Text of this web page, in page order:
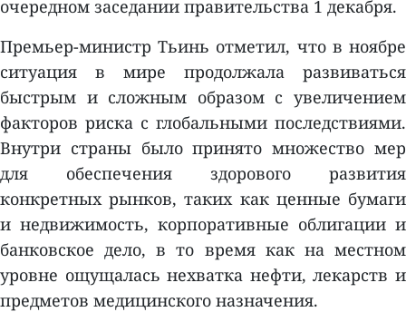
очередном заседании правительства 1 декабря.
Премьер-министр Тьинь отметил, что в ноябре
ситуация в мире продолжала развиваться
быстрым и сложным образом с увеличением
факторов риска с глобальными последствиями.
Внутри страны было принято множество мер
для обеспечения здорового развития
конкретных рынков, таких как ценные бумаги
и недвижимость, корпоративные облигации и
банковское дело, в то время как на местном
уровне ощущалась нехватка нефти, лекарств и
предметов медицинского назначения.